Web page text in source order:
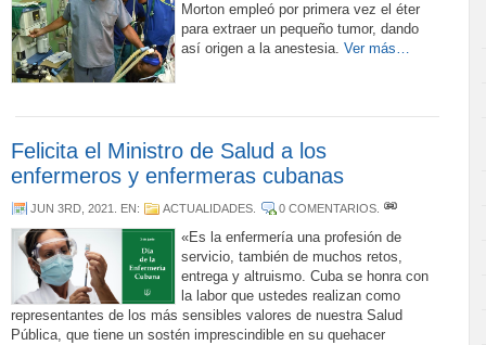
Morton empleó por primera vez el éter
para extraer un pequeño tumor, dando
así origen a la anestesia. Ver más…
Felicita el Ministro de Salud a los
enfermeros y enfermeras cubanas
JUN 3RD, 2021 . EN: ACTUALIDADES 0 COMENTARIOS
«Es la enfermería una profesión de
servicio, también de muchos retos,
entrega y altruismo. Cuba se honra con
la labor que ustedes realizan como
representantes de los más sensibles valores de nuestra Salud
Pública, que tiene un sostén imprescindible en su quehacer